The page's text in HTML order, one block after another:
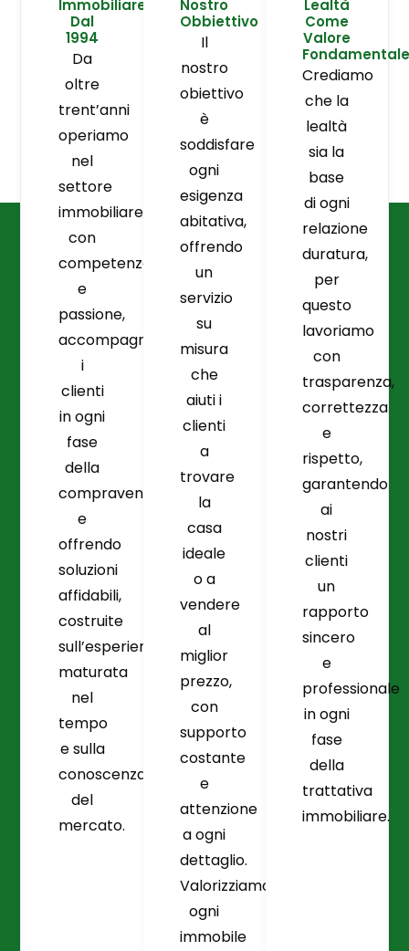
Immobiliare
Dal
1994
Da
oltre
trent’anni
operiamo
nel
settore
immobiliare
con
competenza
e
passione,
accompagnando
i
clienti
in ogni
fase
della
compravendita
e
offrendo
soluzioni
affidabili,
costruite
sull’esperienza
maturata
nel
tempo
e sulla
conoscenza
del
mercato.
Nostro
Obbiettivo
Il
nostro
obiettivo
è
soddisfare
ogni
esigenza
abitativa,
offrendo
un
servizio
su
misura
che
aiuti i
clienti
a
trovare
la
casa
ideale
o a
vendere
al
miglior
prezzo,
con
supporto
costante
e
attenzione
a ogni
dettaglio.
Valorizziamo
ogni
immobile
Lealtà
Come
Valore
Fondamentale
Crediamo
che la
lealtà
sia la
base
di ogni
relazione
duratura,
per
questo
lavoriamo
con
trasparenza,
correttezza
e
rispetto,
garantendo
ai
nostri
clienti
un
rapporto
sincero
e
professionale
in ogni
fase
della
trattativa
immobiliare.